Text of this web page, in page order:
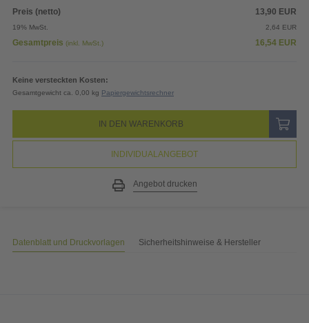
Preis (netto) 13,90 EUR
19% MwSt. 2,64 EUR
Gesamtpreis (inkl. MwSt.) 16,54 EUR
Keine versteckten Kosten:
Gesamtgewicht ca. 0,00 kg Papiergewichtsrechner
IN DEN WARENKORB
INDIVIDUALANGEBOT
Angebot drucken
Datenblatt und Druckvorlagen Sicherheitshinweise & Hersteller